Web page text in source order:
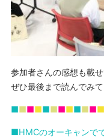
参加者さんの感想も載
ぜひ最後まで読んでみて
■■■■■■■■■■■■
■HMCのオーキャンで